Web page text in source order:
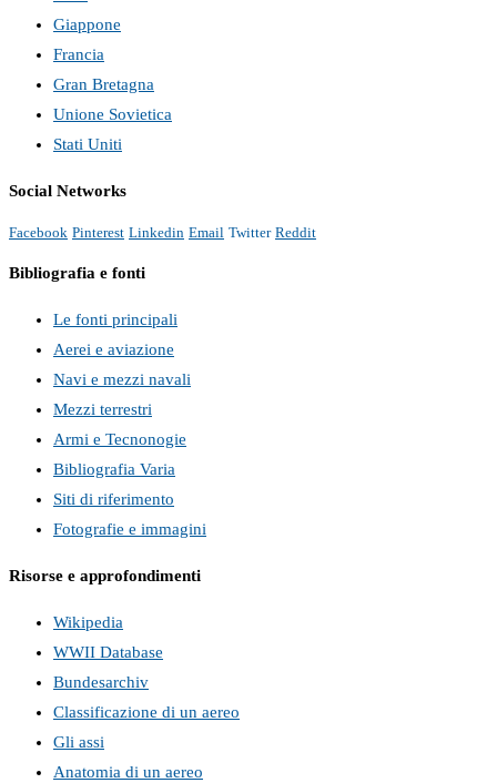
Giappone
Francia
Gran Bretagna
Unione Sovietica
Stati Uniti
Social Networks
Facebook Pinterest Linkedin Email Twitter Reddit
Bibliografia e fonti
Le fonti principali
Aerei e aviazione
Navi e mezzi navali
Mezzi terrestri
Armi e Tecnonogie
Bibliografia Varia
Siti di riferimento
Fotografie e immagini
Risorse e approfondimenti
Wikipedia
WWII Database
Bundesarchiv
Classificazione di un aereo
Gli assi
Anatomia di un aereo